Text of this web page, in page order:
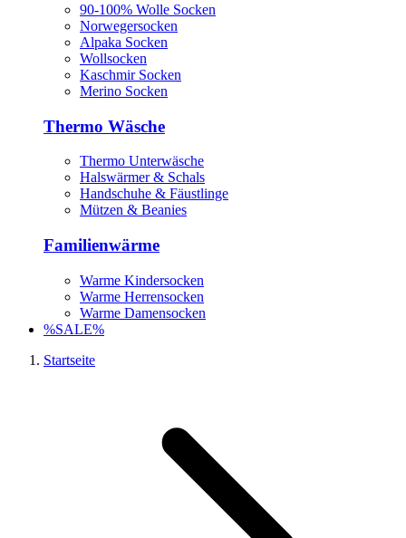
90-100% Wolle Socken
Norwegersocken
Alpaka Socken
Wollsocken
Kaschmir Socken
Merino Socken
Thermo Wäsche
Thermo Unterwäsche
Halswärmer & Schals
Handschuhe & Fäustlinge
Mützen & Beanies
Familienwärme
Warme Kindersocken
Warme Herrensocken
Warme Damensocken
%SALE%
Startseite